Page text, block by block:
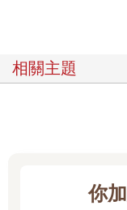
相關主題
你